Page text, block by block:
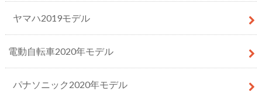
ヤマハ2019モデル
電動自転車2020年モデル
パナソニック2020年モデル